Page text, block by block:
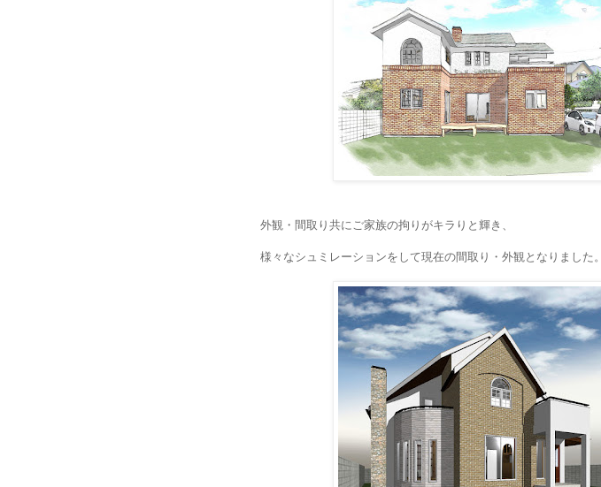
外観・間取り共にご家族の拘りがキラりと輝き、
様々なシュミレーションをして現在の間取り・外観となりました。